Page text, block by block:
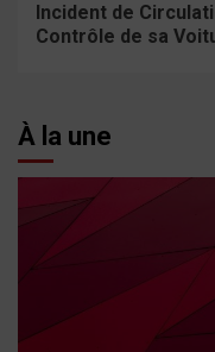
Incident de
Contrôle de sa
À la une